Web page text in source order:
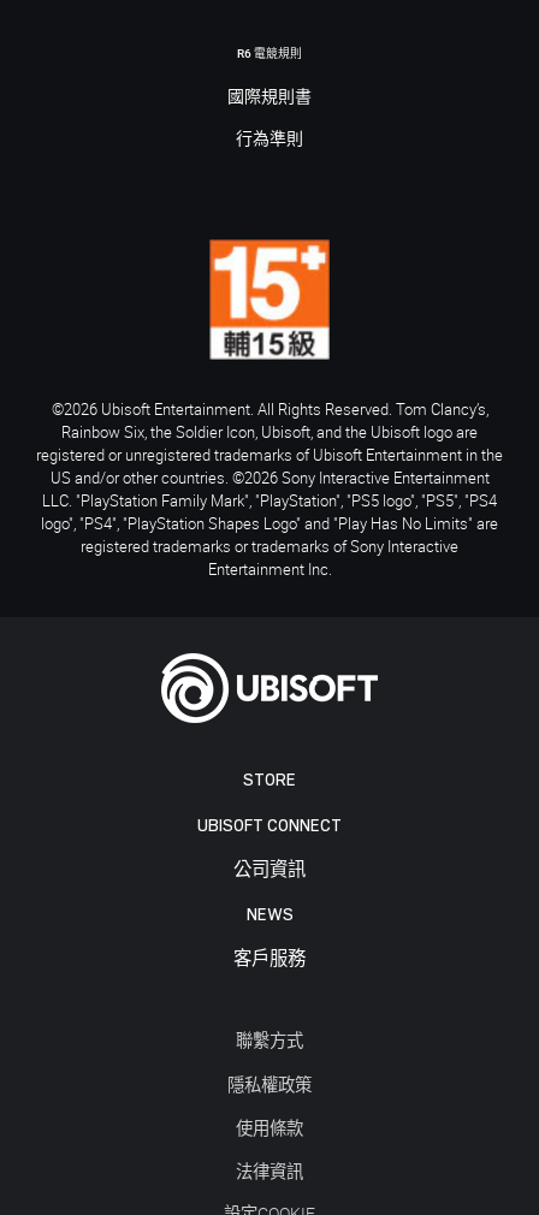
STORE
UBISOFT CONNECT
公司資訊
NEWS
客戶服務
聯繫方式
隱私權政策
使用條款
法律資訊
R6 電競規則
國際規則書
行為準則
©2026 Ubisoft Entertainment. All Rights Reserved. Tom Clancy’s,
Rainbow Six, the Soldier Icon, Ubisoft, and the Ubisoft logo are
registered or unregistered trademarks of Ubisoft Entertainment in the
US and/or other countries. ©2026 Sony Interactive Entertainment
LLC. "PlayStation Family Mark", "PlayStation", "PS5 logo", "PS5", "PS4
logo", "PS4", "PlayStation Shapes Logo" and "Play Has No Limits" are
registered trademarks or trademarks of Sony Interactive
Entertainment Inc.